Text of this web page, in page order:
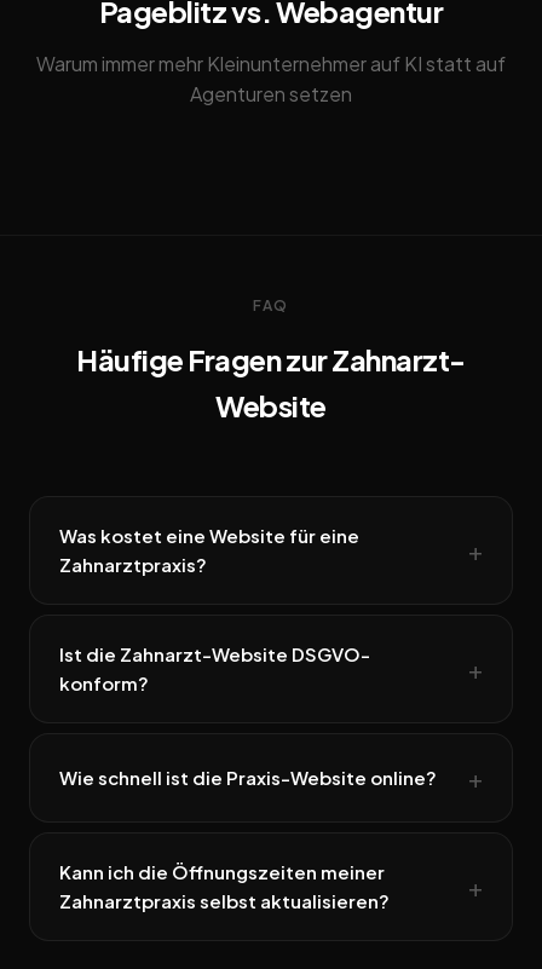
Pageblitz vs. Webagentur
Warum immer mehr Kleinunternehmer auf KI statt auf
Agenturen setzen
FAQ
Häufige Fragen zur Zahnarzt-
Website
Was kostet eine Website für eine
Zahnarztpraxis?
Ist die Zahnarzt-Website DSGVO-
konform?
Wie schnell ist die Praxis-Website online?
Kann ich die Öffnungszeiten meiner
Zahnarztpraxis selbst aktualisieren?